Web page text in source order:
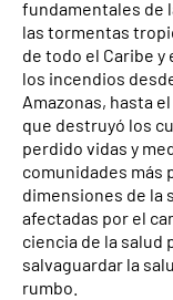
fundamentales de
las tormentas
de todo el Caribe
los incendios
Amazonas, hasta
que destruyó los
perdido vidas y
comunidades más
dimensiones de la
afectadas por el
ciencia de la salud
salvaguardar la
rumbo.